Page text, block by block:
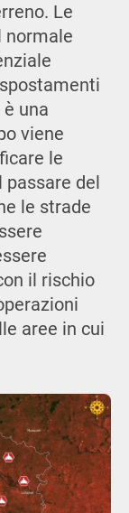
Le
normale
una
viene
le
del
le strade
il rischio
aree in cui